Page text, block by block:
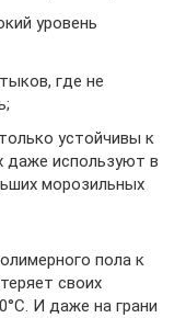
уровень
где не
устойчивы к
даже используют в
морозильных
пола к
своих
И даже на грани